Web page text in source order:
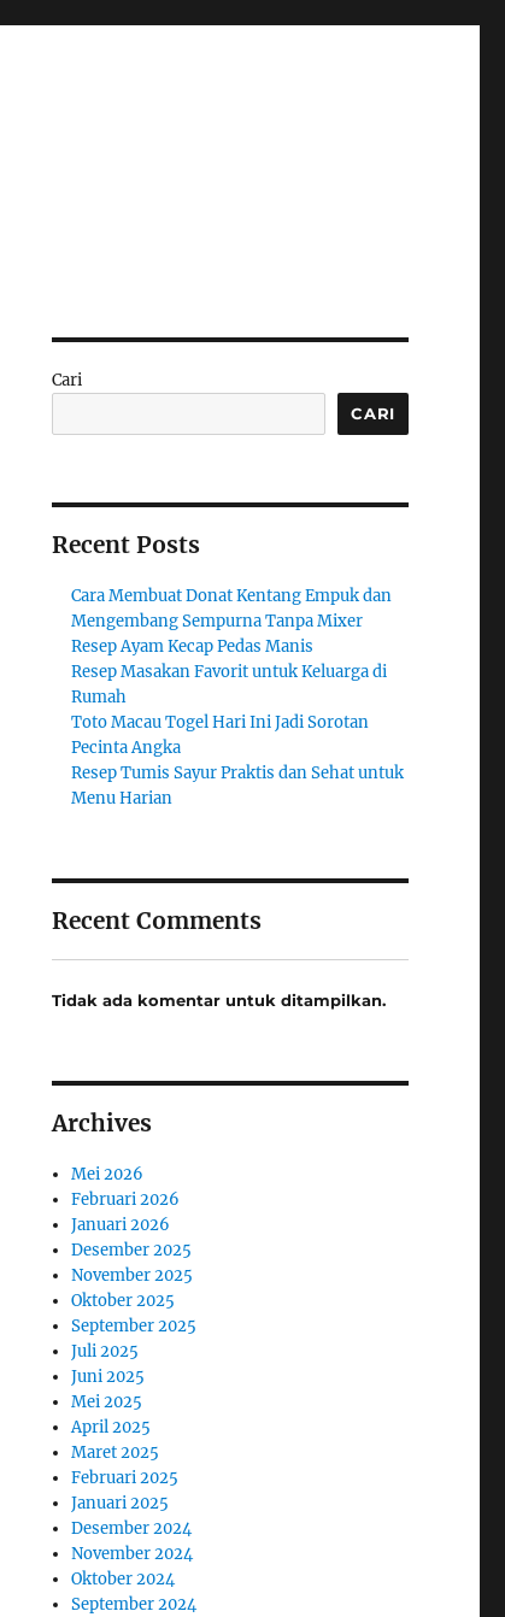
Cari
CARI
Recent Posts
Cara Membuat Donat Kentang Empuk dan
Mengembang Sempurna Tanpa Mixer
Resep Ayam Kecap Pedas Manis
Resep Masakan Favorit untuk Keluarga di
Rumah
Toto Macau Togel Hari Ini Jadi Sorotan
Pecinta Angka
Resep Tumis Sayur Praktis dan Sehat untuk
Menu Harian
Recent Comments
Tidak ada komentar untuk ditampilkan.
Archives
Mei 2026
Februari 2026
Januari 2026
Desember 2025
November 2025
Oktober 2025
September 2025
Juli 2025
Juni 2025
Mei 2025
April 2025
Maret 2025
Februari 2025
Januari 2025
Desember 2024
November 2024
Oktober 2024
September 2024